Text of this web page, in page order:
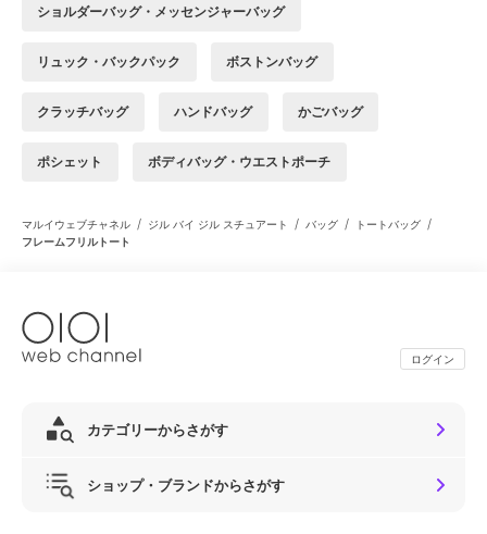
ショルダーバッグ・メッセンジャーバッグ
リュック・バックパック ボストンバッグ
クラッチバッグ ハンドバッグ かごバッグ
ポシェット ボディバッグ・ウエストポーチ
マルイウェブチャネル / ジル バイ ジル スチュアート / バッグ / トートバッグ /
フレームフリルトート
ログイン
カテゴリーからさがす
ショップ・ブランドからさがす